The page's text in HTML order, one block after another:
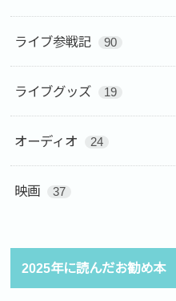
ライブ参戦記 90
ライブグッズ 19
オーディオ 24
映画 37
2025年に読んだお勧め本